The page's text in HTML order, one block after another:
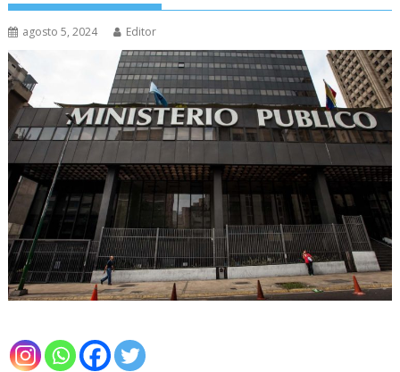
agosto 5, 2024 Editor